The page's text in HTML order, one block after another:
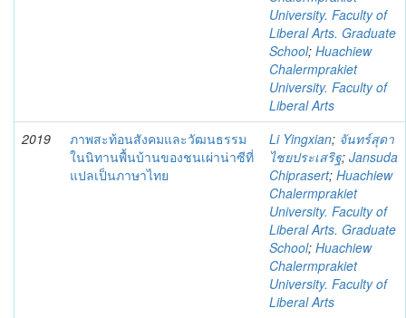
University. Faculty of
Liberal Arts. Graduate
School; Huachiew
Chalermprakiet
University. Faculty of
Liberal Arts
2019
ภาพสะท้อนสังคมและวัฒนธรรม
ในนิทานพื้นบ้านของชนเผ่าน่าซีที่
แปลเป็นภาษาไทย
Li Yingxian; จันทร์สุดา
ไชยประเสริฐ; Jansuda
Chiprasert; Huachiew
Chalermprakiet
University. Faculty of
Liberal Arts. Graduate
School; Huachiew
Chalermprakiet
University. Faculty of
Liberal Arts